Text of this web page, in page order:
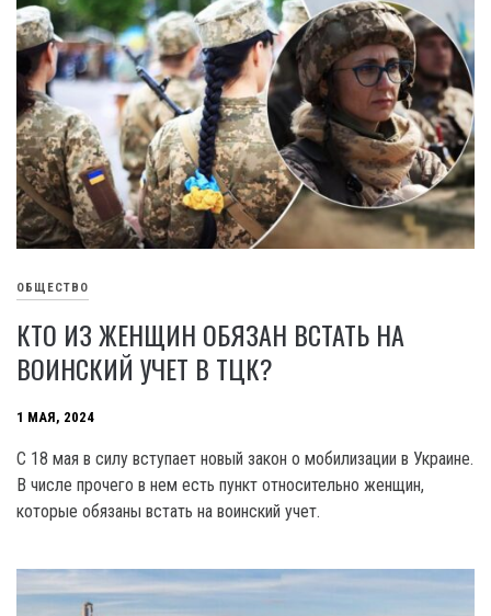
ОБЩЕСТВО
КТО ИЗ ЖЕНЩИН ОБЯЗАН ВСТАТЬ НА
ВОИНСКИЙ УЧЕТ В ТЦК?
1 МАЯ, 2024
С 18 мая в силу вступает новый закон о мобилизации в Украине.
В числе прочего в нем есть пункт относительно женщин,
которые обязаны встать на воинский учет.